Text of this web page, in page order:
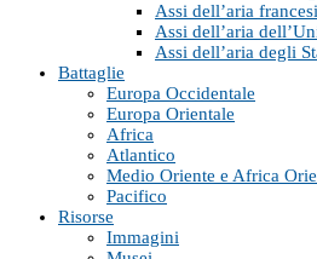
Assi dell’aria francesi
Assi dell’aria
Assi dell’aria degli
Battaglie
Europa Occidentale
Europa Orientale
Africa
Atlantico
Medio Oriente e Africa
Pacifico
Risorse
Immagini